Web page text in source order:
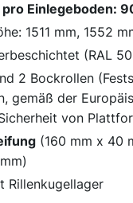
pro Einlegeboden:
1511 mm, 1552
(RAL
2 Bockrollen
gemäß der
von
(160 mm x 40
Rillenkugellager